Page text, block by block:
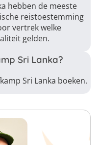
hebben de meeste
reistoestemming
vertrek welke
gelden.
Sri Lanka?
Sri Lanka boeken.